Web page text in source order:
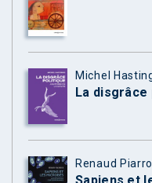
Michel
La disgrâce
Renaud